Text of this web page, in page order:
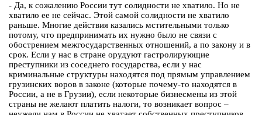
- Да, к сожалению России тут солидности не хватило. Но не
хватило ее не сейчас. Этой самой солидности не хватило
раньше. Многие действия казались мстительными только
потому, что предпринимать их нужно было не связи с
обострением межгосударственных отношений, а по закону и в
срок. Если у нас в стране орудуют гастролирующие
преступники из соседнего государства, если у нас
криминальные структуры находятся под прямым управлением
грузинских воров в законе (которые почему-то находятся в
России, а не в Грузии), если некоторые бизнесмены из этой
страны не желают платить налоги, то возникает вопрос –